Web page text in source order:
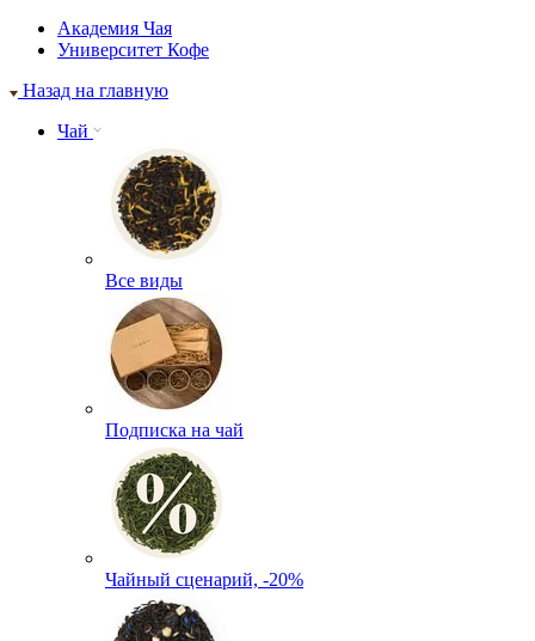
Академия Чая
Университет Кофе
Назад на главную
Чай
Все виды
Подписка на чай
Чайный сценарий, -20%